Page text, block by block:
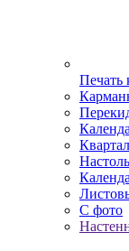
Печать
С фото